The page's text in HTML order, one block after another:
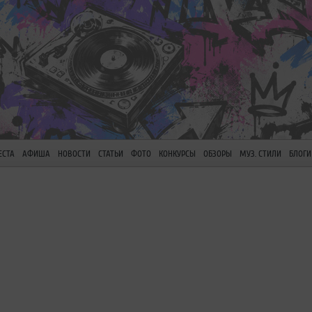
АФИША НОВОСТИ СТАТЬИ ФОТО КОНКУРСЫ ОБЗОРЫ МУЗ. СТИЛИ БЛОГИ